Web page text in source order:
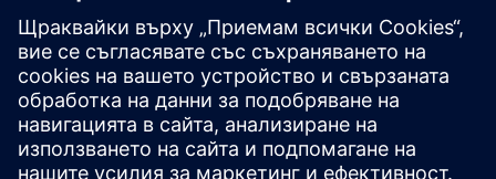
КАРИЕРИ
©Siemens2026